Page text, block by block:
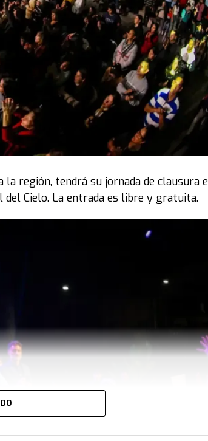
la región, tendrá su jornada de clausura
Cielo. La entrada es libre y gratuita.